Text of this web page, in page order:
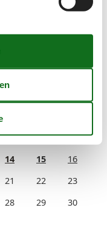
7 8
9
14 15
16
21 22
23
28 29
30